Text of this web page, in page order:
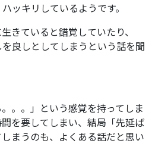
ッキリしているようです。
きていると錯覚していたり、
良しとしてしまうという話を聞
。。」という感覚を持ってしま
を要してしまい、結局「先延ば
まうのも、よくある話だと思い